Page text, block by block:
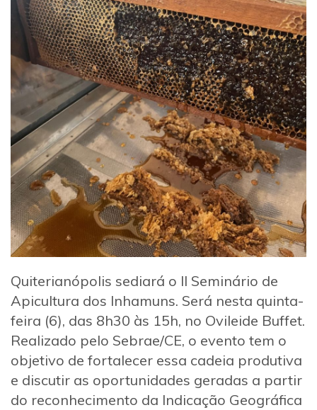
Quiterianópolis sediará o II Seminário de
Apicultura dos Inhamuns. Será nesta quinta-
feira (6), das 8h30 às 15h, no Ovileide Buffet.
Realizado pelo Sebrae/CE, o evento tem o
objetivo de fortalecer essa cadeia produtiva
e discutir as oportunidades geradas a partir
do reconhecimento da Indicação Geográfica